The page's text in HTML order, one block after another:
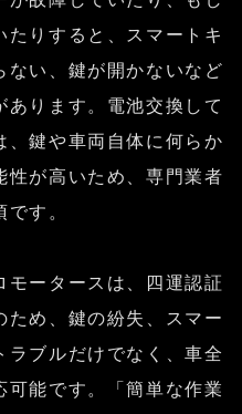
たりすると、スマートキ
ない、鍵が開かないなど
ります。電池交換して
、鍵や車両自体に何らか
性が高いため、専門業者
す。
モータースは、四運認証
ため、鍵の紛失、スマー
ラブルだけでなく、車全
可能です。「簡単な作業